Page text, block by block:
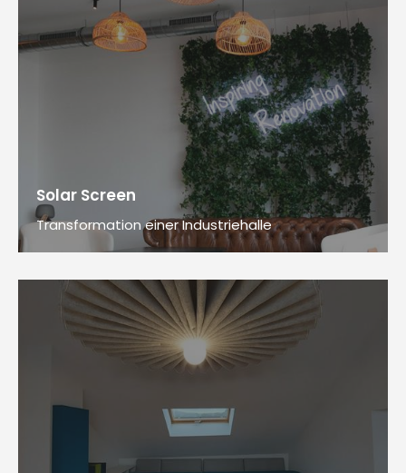
Solar Screen
Transformation einer Industriehalle